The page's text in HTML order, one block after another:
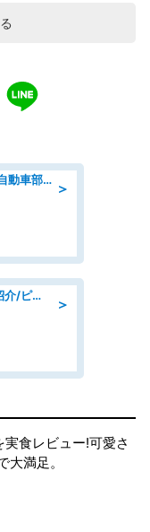
＞
未経験者大歓迎! ㈱デンソーでの自動車部品の組立作業 denso aichi
＞
製造スタッフ 行橋近くでお仕事紹介/ピッキング·組立·検査·リフトなど
食レビュー!可愛さ
大満足。